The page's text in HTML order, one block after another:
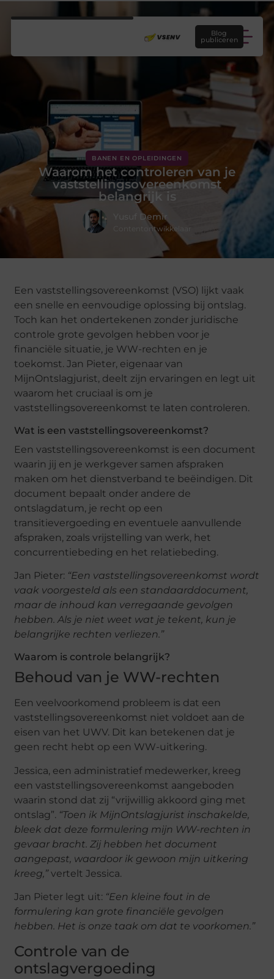
Blog
publiceren
BANEN EN OPLEIDINGEN
Waarom het controleren van je
vaststellingsovereenkomst
belangrijk is
Yusuf Demir
Contentontwikkelaar
Een vaststellingsovereenkomst (VSO) lijkt vaak
een snelle en eenvoudige oplossing bij ontslag.
Toch kan het ondertekenen zonder juridische
controle grote gevolgen hebben voor je
financiële situatie, je WW-rechten en je
toekomst. Jan Pieter, eigenaar van
MijnOntslagjurist, deelt zijn ervaringen en legt uit
waarom het cruciaal is om je
vaststellingsovereenkomst te laten controleren.
Wat is een vaststellingsovereenkomst?
Een vaststellingsovereenkomst is een document
waarin jij en je werkgever samen afspraken
maken om het dienstverband te beëindigen. Dit
document bepaalt onder andere de
ontslagdatum, je recht op een
transitievergoeding en eventuele aanvullende
afspraken, zoals vrijstelling van werk, het
concurrentiebeding en het relatiebeding.
Jan Pieter: “Een vaststellingsovereenkomst wordt
vaak voorgesteld als een standaarddocument,
maar de inhoud kan verregaande gevolgen
hebben. Als je niet weet wat je tekent, kun je
belangrijke rechten verliezen.”
Waarom is controle belangrijk?
Behoud van je WW-rechten
Een veelvoorkomend probleem is dat een
vaststellingsovereenkomst niet voldoet aan de
eisen van het UWV. Dit kan betekenen dat je
geen recht hebt op een WW-uitkering.
Jessica, een administratief medewerker, kreeg
een vaststellingsovereenkomst aangeboden
waarin stond dat zij “vrijwillig akkoord ging met
ontslag”. “Toen ik MijnOntslagjurist inschakelde,
bleek dat deze formulering mijn WW-rechten in
gevaar bracht. Zij hebben het document
aangepast, waardoor ik gewoon mijn uitkering
kreeg,”vertelt Jessica.
Jan Pieter legt uit: “Een kleine fout in de
formulering kan grote financiële gevolgen
hebben. Het is onze taak om dat te voorkomen.”
Controle van de
ontslagvergoeding